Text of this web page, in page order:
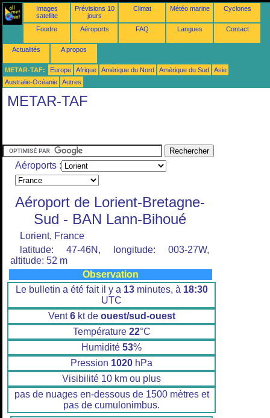
Images
satellite
Prévisions 10
jours
Climat Météo marine Cyclones
Foudre Aéroports FAQ Langues Contact
Actualités A propos
METAR-TAF: Europe Afrique Amérique du Nord Amérique du Sud
Asie
Australie-Océanie
Autres
METAR-TAF
Aéroports :
Aéroport de Lorient-Bretagne-
Sud - BAN Lann-Bihoué
Lorient, France
latitude: 47-46N, longitude: 003-27W,
altitude: 52 m
Observation
Le bulletin a été fait il y a 13minutes, à 18:30
UTC
Vent6kt de ouest/sud-ouest
Température 22°C
Humidité 53%
Pression 1020 hPa
Visibilité 10 km ou plus
pas de nuages en-dessous de 1500 mètres et
pas de cumulonimbus.